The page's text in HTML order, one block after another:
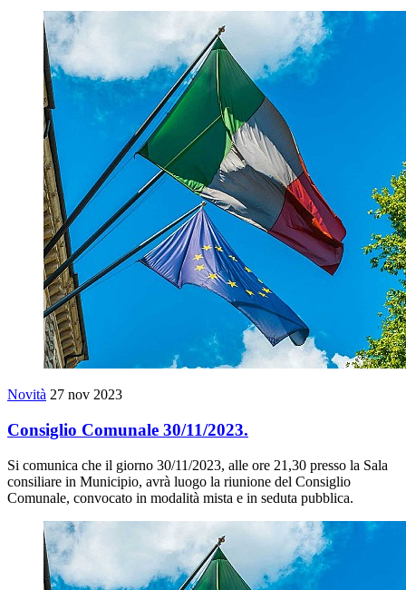
Novità 27 nov 2023
Consiglio Comunale 30/11/2023.
Si comunica che il giorno 30/11/2023, alle ore 21,30 presso la Sala
consiliare in Municipio, avrà luogo la riunione del Consiglio
Comunale, convocato in modalità mista e in seduta pubblica.